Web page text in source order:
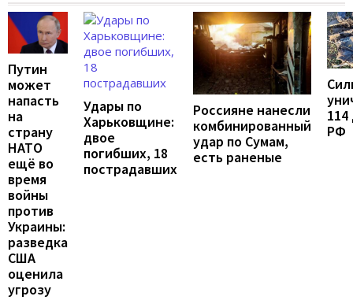
Путин
может
напасть
на
страну
НАТО
ещё во
время
войны
против
Украины:
разведка
США
оценила
угрозу
Удары по
Харьковщине:
двое
погибших, 18
пострадавших
Россияне нанесли
комбинированный
удар по Сумам,
есть раненые
РФ